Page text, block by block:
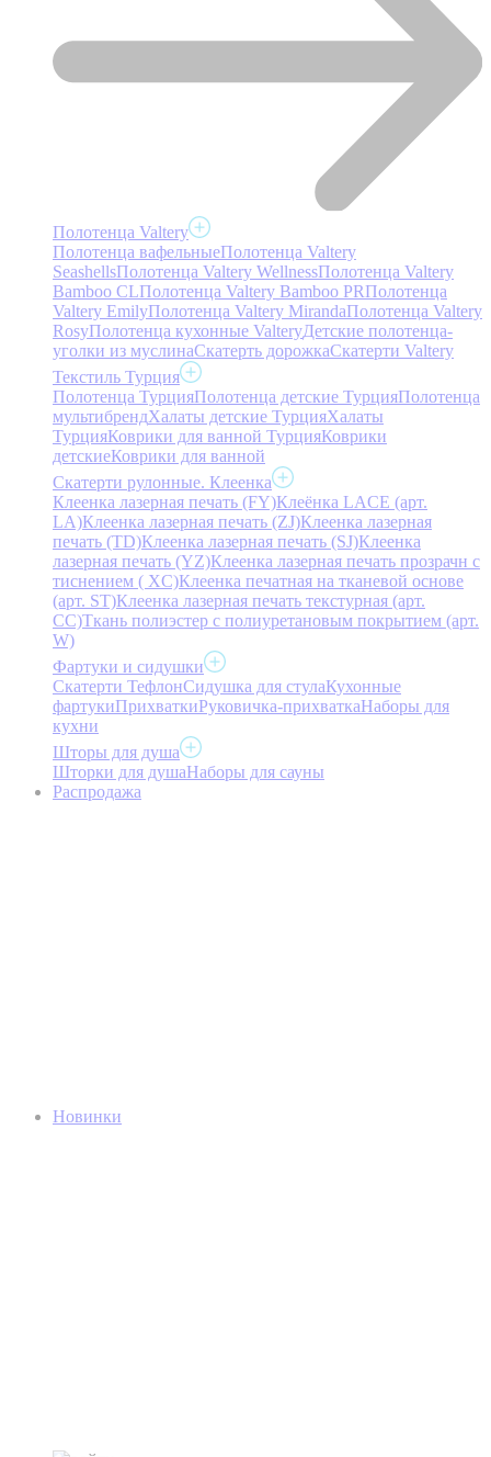
Полотенца Valtery
Полотенца вафельныеПолотенца Valtery
SeashellsПолотенца Valtery WellnessПолотенца Valtery
Bamboo CLПолотенца Valtery Bamboo PRПолотенца
Valtery EmilyПолотенца Valtery MirandaПолотенца Valtery
RosyПолотенца кухонные ValteryДетские полотенца-
уголки из муслинаСкатерть дорожкаСкатерти Valtery
Текстиль Турция
Полотенца ТурцияПолотенца детские ТурцияПолотенца
мультибрендХалаты детские ТурцияХалаты
ТурцияКоврики для ванной ТурцияКоврики
детскиеКоврики для ванной
Скатерти рулонные. Клеенка
Клеенка лазерная печать (FY)Клеёнка LACE (арт.
LA)Клеенка лазерная печать (ZJ)Клеенка лазерная
печать (TD)Клеенка лазерная печать (SJ)Клеенка
лазерная печать (YZ)Клеенка лазерная печать прозрачн с
тиснением ( XC)Клеенка печатная на тканевой основе
(арт. ST)Клеенка лазерная печать текстурная (арт.
CC)Ткань полиэстер с полиуретановым покрытием (арт.
W)
Фартуки и сидушки
Скатерти ТефлонСидушка для стулаКухонные
фартукиПрихваткиРуковичка-прихваткаНаборы для
кухни
Шторы для душа
Шторки для душаНаборы для сауны
Распродажа
Новинки